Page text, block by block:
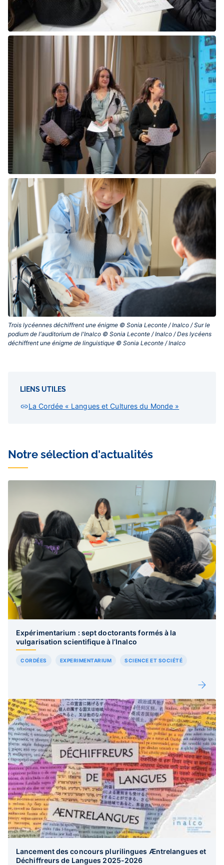
Trois lycéennes déchiffrent une énigme © Sonia Leconte / Inalco / Sur le
podium de l'auditorium de l'Inalco © Sonia Leconte / Inalco / Des lycéens
déchiffrent une énigme de linguistique © Sonia Leconte / Inalco‎
LIENS UTILES
La Cordée « Langues et Cultures du Monde »
Notre sélection d'actualités
Expérimentarium : sept doctorants formés à la
vulgarisation scientifique à l’Inalco
CORDÉES EXPERIMENTARIUM SCIENCE ET SOCIÉTÉ
Lancement des concours plurilingues Æntrelangues et
Déchiffreurs de Langues 2025-2026